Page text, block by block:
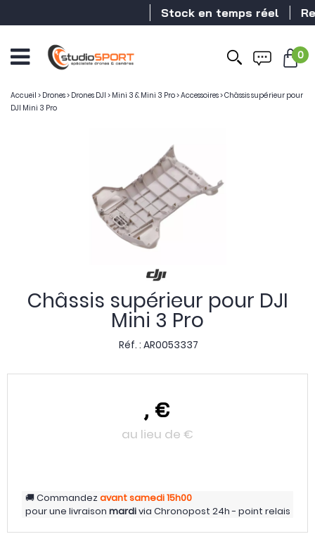
Stock en temps réel
0
Accueil > Drones> Drones DJI > Mini 3 & Mini 3 Pro>Accessoires>Châssis supérieur pour
DJI Mini 3 Pro
Châssis supérieur pour DJI
Mini 3 Pro
Réf. : AR0053337
, €
au lieu de €
Commandezavant samedi15h00
pour une livraison mardivia Chronopost 24h - point relais